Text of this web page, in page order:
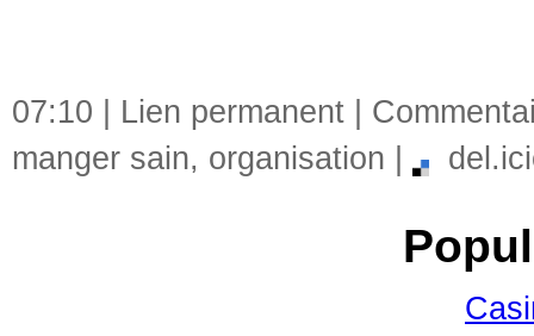
07:10 | Lien permanent
manger sain, organisation